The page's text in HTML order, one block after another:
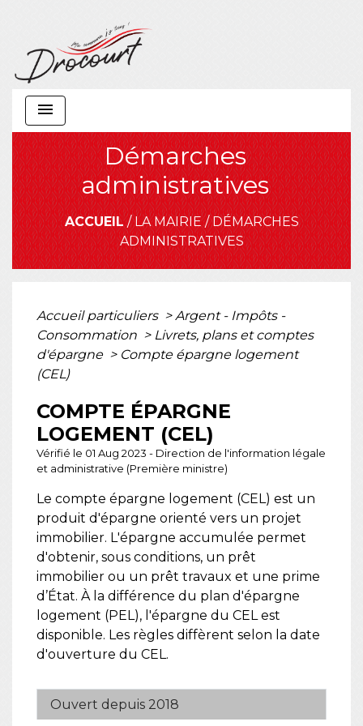
menu
Démarches
administratives
ACCUEIL/LA MAIRIE/DÉMARCHES
ADMINISTRATIVES
Accueil particuliers > Argent - Impôts -
Consommation > Livrets, plans et comptes
d'épargne > Compte épargne logement
(CEL)
COMPTE ÉPARGNE
LOGEMENT (CEL)
Vérifié le 01 Aug 2023 - Direction de l'information légale
et administrative (Première ministre)
Le compte épargne logement (CEL) est un
produit d'épargne orienté vers un projet
immobilier. L'épargne accumulée permet
d'obtenir, sous conditions, un prêt
immobilier ou un prêt travaux et une prime
d’État. À la différence du plan d'épargne
logement (PEL), l'épargne du CEL est
disponible. Les règles diffèrent selon la date
d'ouverture du CEL.
Ouvert depuis 2018